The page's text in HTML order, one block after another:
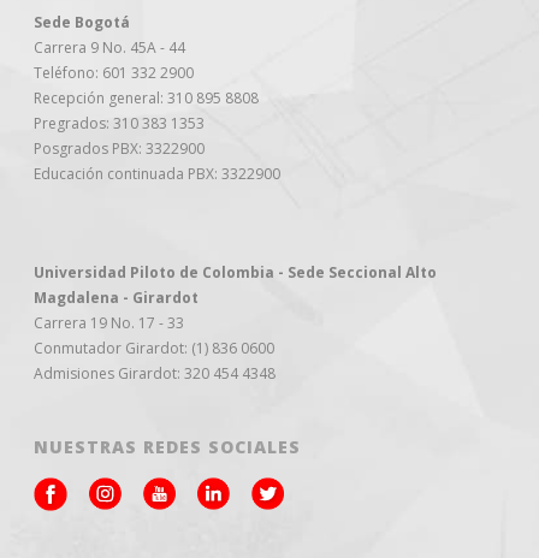
Sede Bogotá
Carrera 9 No. 45A - 44
Teléfono: 601 332 2900
Recepción general: 310 895 8808
Pregrados: 310 383 1353
Posgrados PBX: 3322900
Educación continuada PBX: 3322900
Universidad Piloto de Colombia - Sede Seccional Alto
Magdalena - Girardot
Carrera 19 No. 17 - 33
Conmutador Girardot: (1) 836 0600
Admisiones Girardot: 320 454 4348
NUESTRAS REDES SOCIALES